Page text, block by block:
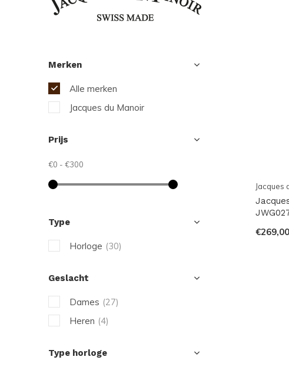
Jacques
€269,00
Merken
Alle merken
Jacques du Manoir
Prijs
€0 - €300
Type
Horloge (30)
Geslacht
Dames (27)
Heren (4)
Type horloge